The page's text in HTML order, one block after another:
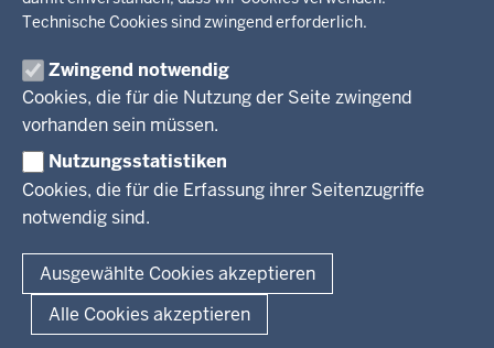
Technische Cookies sind zwingend erforderlich.
Zwingend notwendig
Cookies, die für die Nutzung der Seite zwingend
vorhanden sein müssen.
Nutzungsstatistiken
Cookies, die für die Erfassung ihrer Seitenzugriffe
notwendig sind.
Ausgewählte Cookies akzeptieren
Alle Cookies akzeptieren
r
Recht, Ordnung
Förderportal, Wirtschaft
Regierungsbezirk
Stellenausschreibungen
PRESSE
Pressestelle
Amtsblatt
Fußzeile
Impressum Datenschutz Barrierefreiheit